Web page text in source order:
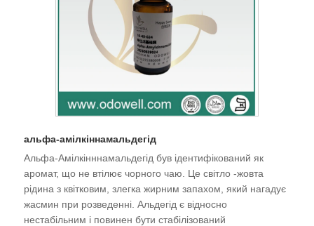
альфа-амілкіннамальдегід
Альфа-Амілкінннамальдегід був ідентифікований як
аромат, що не втілює чорного чаю. Це світло -жовта
рідина з квітковим, злегка жирним запахом, який нагадує
жасмин при розведенні. Альдегід є відносно
нестабільним і повинен бути стабілізований